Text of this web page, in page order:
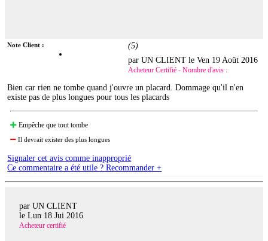
Note Client : (5)
par UN CLIENT leVen 19 Août 2016
Acheteur Certifié - Nombre d'avis :
Bien car rien ne tombe quand j'ouvre un placard. Dommage qu'il n'en
existe pas de plus longues pour tous les placards
Empêche que tout tombe
Il devrait exister des plus longues
Signaler cet avis comme inapproprié
Ce commentaire a été utile ? Recommander +
par UN CLIENT
le Lun 18 Jui 2016
Acheteur certifié